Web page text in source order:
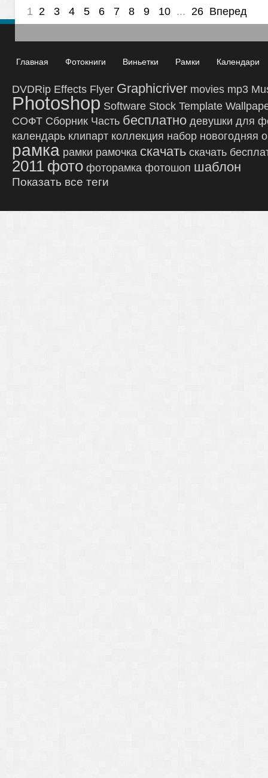
1 2 3 4 5 6 7 8 9 10 ... 26 Вперед
Главная Фотокниги Виньетки Рамки Календари
DVDRip Effects Flyer Graphicriver movies mp3
Photoshop Software Stock Template
СОФТ Сборник Часть бесплатно девушки для
календарь клипарт коллекция набор новогодняя
рамка рамки рамочка скачать скачать
2011 фото фоторамка фотошоп шаблон
Показать все теги